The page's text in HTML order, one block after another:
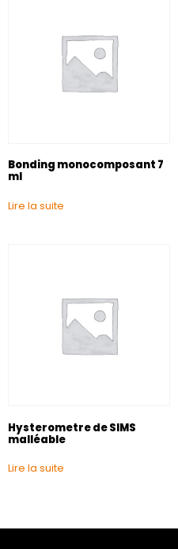
Bonding monocomposant 7
ml
Lire la suite
Hysterometre de SIMS
malléable
Lire la suite